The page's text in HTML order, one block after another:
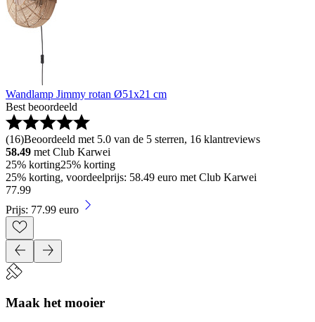
Wandlamp Jimmy rotan Ø51x21 cm
Best beoordeeld
(16)Beoordeeld met 5.0 van de 5 sterren, 16 klantreviews
58.49 met Club Karwei
25% korting25% korting
25% korting, voordeelprijs: 58.49 euro met Club Karwei
77.99
Prijs: 77.99 euro
Maak het mooier